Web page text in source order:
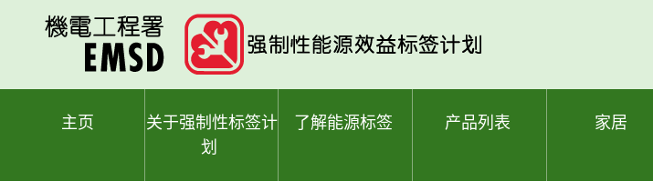
主页
关于强制性标签计
划
了解能源标签 产品列表 家居